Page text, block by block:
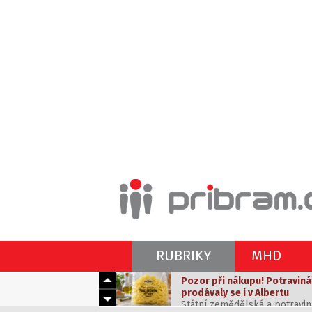
RUBRIKY MHD
Pozor při nákupu!
prodávaly se i v Albertu
Státní zemědělská a
těstoviny z Itálie, které byly
odhalila, že výrobek
obalu.
Vedra k nevydržení? Máme
sluncem a vedrem
Tropické dny dokážou